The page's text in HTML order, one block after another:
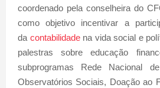
coordenado pela conselheira do
como objetivo incentivar a
da contabilidadena vida social e
palestras sobre educação
subprogramas Rede Nacional
Observatórios Sociais, Doação ao